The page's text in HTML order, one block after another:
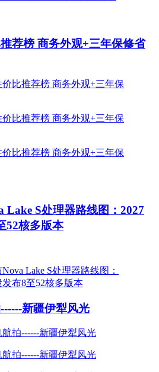
荐榜 商务外观+三年保修省
Lake S处理器路线图：2027
52核多版本
新疆伊犁风光